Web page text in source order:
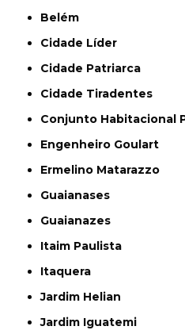
Belém
Cidade Líder
Cidade Patriarca
Cidade Tiradentes
Conjunto Habitacional
Engenheiro Goulart
Ermelino Matarazzo
Guaianases
Guaianazes
Itaim Paulista
Itaquera
Jardim Helian
Jardim Iguatemi